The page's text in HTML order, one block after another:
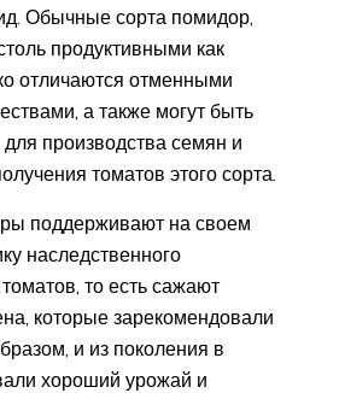
Обычные сорта помидор,
продуктивными как
отличаются отменными
а также могут быть
производства семян и
томатов этого сорта.
поддерживают на своем
наследственного
то есть сажают
которые зарекомендовали
и из поколения в
хороший урожай и